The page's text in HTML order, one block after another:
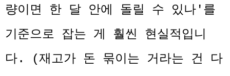
량이면 한 달 안에 돌릴 수 있나'를
기준으로 잡는 게 훨씬 현실적입니
다. (재고가 돈 묶이는 거라는 건 다